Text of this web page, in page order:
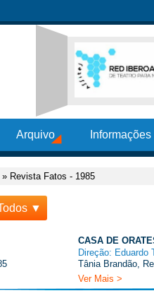
Arquivo
» Revista Fatos - 1985
▼
CASA DE
Direção: Eduardo
Tânia Brandão,
Ver Mais >